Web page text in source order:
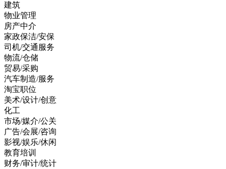
建筑
物业管理
房产中介
家政保洁/安保
司机/交通服务
物流/仓储
贸易/采购
汽车制造/服务
淘宝职位
美术/设计/创意
化工
市场/媒介/公关
广告/会展/咨询
影视/娱乐/休闲
教育培训
财务/审计/统计